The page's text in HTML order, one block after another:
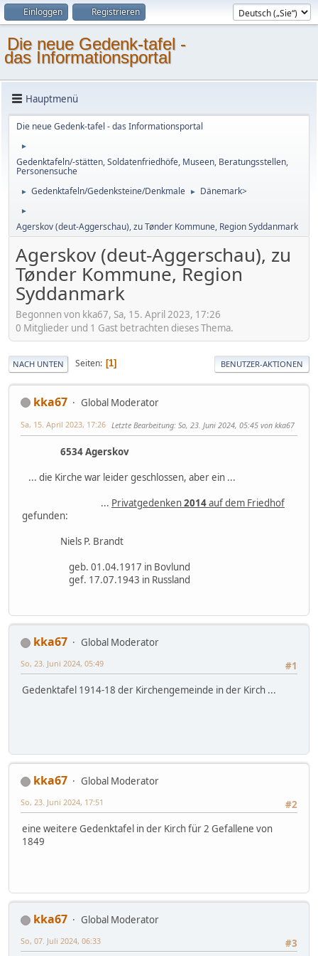
Einloggen Registrieren
Die neue Gedenk-tafel -
das Informationsportal
Hauptmenü
Die neue Gedenk-tafel - das Informationsportal
►
Gedenktafeln/-stätten, Soldatenfriedhöfe, Museen, Beratungsstellen,
Personensuche
► Gedenktafeln/Gedenksteine/Denkmale ► Dänemark>
►
Agerskov (deut-Aggerschau), zu Tønder Kommune, Region Syddanmark
Agerskov (deut-Aggerschau), zu
Tønder Kommune, Region
Syddanmark
Begonnen von kka67, Sa, 15. April 2023, 17:26
0 Mitglieder und 1 Gast betrachten dieses Thema.
NACH UNTEN Seiten 1 BENUTZER-AKTIONEN
kka67 Global Moderator
Sa, 15. April 2023, 17:26 Letzte Bearbeitung: So, 23. Juni 2024, 05:45 von kka67
6534 Agerskov
... die Kirche war leider geschlossen, aber ein ...
... Privatgedenken2014auf dem Friedhof
gefunden:
Niels P. Brandt
geb. 01.04.1917 in Bovlund
gef. 17.07.1943 in Russland
kka67
Global Moderator
#1
So, 23. Juni 2024, 05:49
Gedenktafel 1914-18 der Kirchengemeinde in der Kirch ...
kka67
Global Moderator
#2
So, 23. Juni 2024, 17:51
eine weitere Gedenktafel in der Kirch für 2 Gefallene von
1849
kka67
Global Moderator
#3
So, 07. Juli 2024, 06:33